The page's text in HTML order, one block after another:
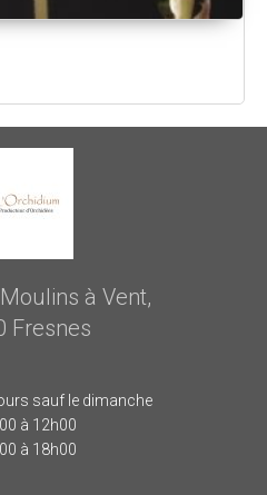
à Vent,
Fresnes
sauf le dimanche
à 12h00
à 18h00